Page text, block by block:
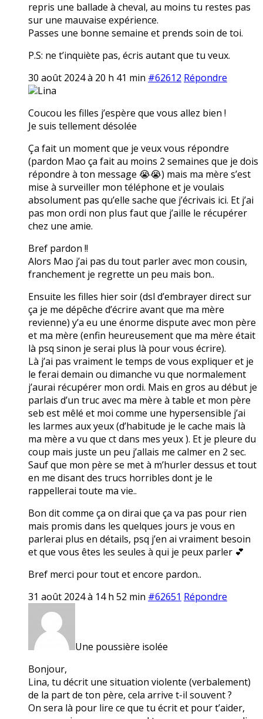
repris une ballade à cheval, au moins tu restes pas
sur une mauvaise expérience.
Passes une bonne semaine et prends soin de toi.
P.S: ne t’inquiète pas, écris autant que tu veux.
30 août 2024 à 20 h 41 min #62612 Répondre
Lina
Coucou les filles j’espère que vous allez bien !
Je suis tellement désolée
Ça fait un moment que je veux vous répondre
(pardon Mao ça fait au moins 2 semaines que je dois
répondre à ton message 😭😭) mais ma mère s’est
mise à surveiller mon téléphone et je voulais
absolument pas qu’elle sache que j’écrivais ici. Et j’ai
pas mon ordi non plus faut que j’aille le récupérer
chez une amie.
Bref pardon !!
Alors Mao j’ai pas du tout parler avec mon cousin,
franchement je regrette un peu mais bon..
Ensuite les filles hier soir (dsl d’embrayer direct sur
ça je me dépêche d’écrire avant que ma mère
revienne) y’a eu une énorme dispute avec mon père
et ma mère (enfin heureusement que ma mère était
là psq sinon je serai plus là pour vous écrire).
Là j’ai pas vraiment le temps de vous expliquer et je
le ferai demain ou dimanche vu que normalement
j’aurai récupérer mon ordi. Mais en gros au début je
parlais d’un truc avec ma mère à table et mon père
seb est mêlé et moi comme une hypersensible j’ai
les larmes aux yeux (d’habitude je le cache mais là
ma mère a vu que ct dans mes yeux ). Et je pleure du
coup mais juste un peu j’allais me calmer en 2 sec.
Sauf que mon père se met à m’hurler dessus et tout
en me disant des trucs horribles dont je le
rappellerai toute ma vie..
Bon dit comme ça on dirai que ça va pas pour rien
mais promis dans les quelques jours je vous en
parlerai plus en détails, psq j’en ai vraiment besoin
et que vous êtes les seules à qui je peux parler 💕
Bref merci pour tout et encore pardon..
31 août 2024 à 14 h 52 min #62651 Répondre
Une poussière isolée
Bonjour,
Lina, tu décrit une situation violente (verbalement)
de la part de ton père, cela arrive t-il souvent ?
On sera là pour lire ce que tu écrit et pour t’aider,